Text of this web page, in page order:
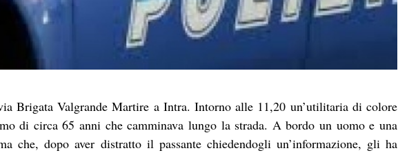
Brigata Valgrande Martire a Intra. Intorno alle 11,20 un’utilitaria di colore
di circa 65 anni che camminava lungo la strada. A bordo un uomo e una
che, dopo aver distratto il passante chiedendogli un’informazione, gli ha